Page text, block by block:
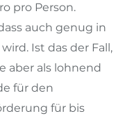
pro Person.
auch genug in
Ist das der Fall,
aber als lohnend
für den
für bis